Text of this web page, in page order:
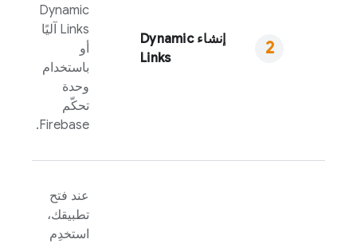
إنشاءDynamic
Links
Dynamic
Links آليًا
أو
باستخدام
وحدة
تحكّم
Firebase
.
عند فتح
تطبيقك،
استخدِم